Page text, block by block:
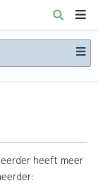
heeft meer